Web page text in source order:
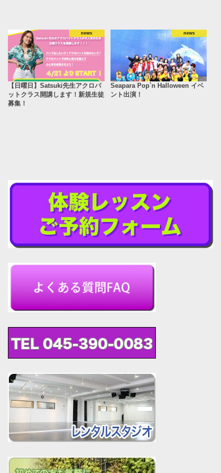
news
【日曜日】Satsuki先生アクロバ
ットクラス開講します！新規生徒
募集！
news
Seapara Pop`n Halloween イベ
ント出演！